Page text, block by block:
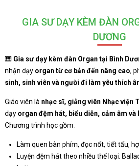
GIA SƯ DẠY KÈM ĐÀN
DƯƠNG
🎹 Gia sư dạy kèm đàn Organ tại Bình
nhận dạy organ từ cơ bản đến nâng cao,
sinh, sinh viên và người đi làm yêu thích
Giáo viên là nhạc sĩ, giảng viên Nhạc viện
dạy organ đệm hát, biểu diễn, cảm âm và
Chương trình học gồm:
Làm quen bàn phím, đọc nốt, tiết tấu,
Luyện đệm hát theo nhiều thể loại: